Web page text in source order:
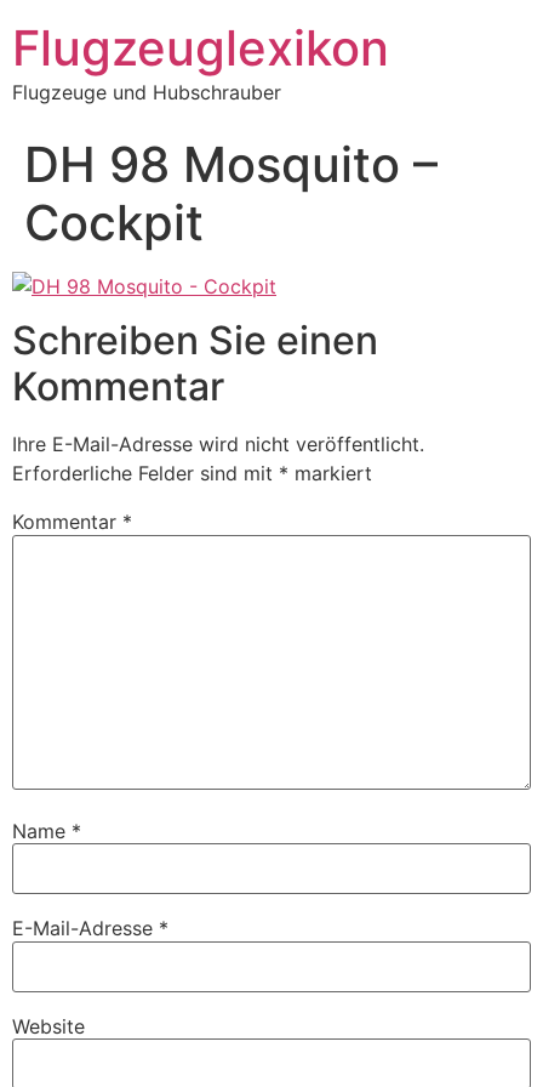
Inhalt
springen
Flugzeuglexikon
Flugzeuge und Hubschrauber
DH 98 Mosquito –
Cockpit
Schreiben Sie einen
Kommentar
Ihre E-Mail-Adresse wird nicht veröffentlicht.
Erforderliche Felder sind mit * markiert
Kommentar *
Name *
E-Mail-Adresse *
Website